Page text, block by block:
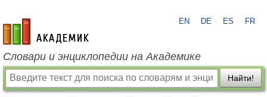
academic.ru
EN DE ES FR
Словари и энциклопедии на Академике
Найти!